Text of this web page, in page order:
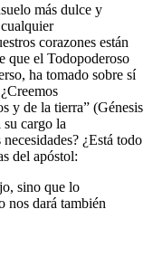
más dulce y
corazones están
que el Todopoderoso
ha tomado sobre sí
y de la tierra” (Génesis
su cargo la
¿Está todo
del apóstol:
sino que lo
nos dará también